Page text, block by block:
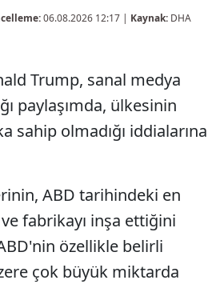
06.08.2026 12:17 | Kaynak: DHA
Trump, sanal medya
paylaşımda, ülkesinin
sahip olmadığı iddialarına
ABD tarihindeki en
fabrikayı inşa ettiğini
özellikle belirli
çok büyük miktarda